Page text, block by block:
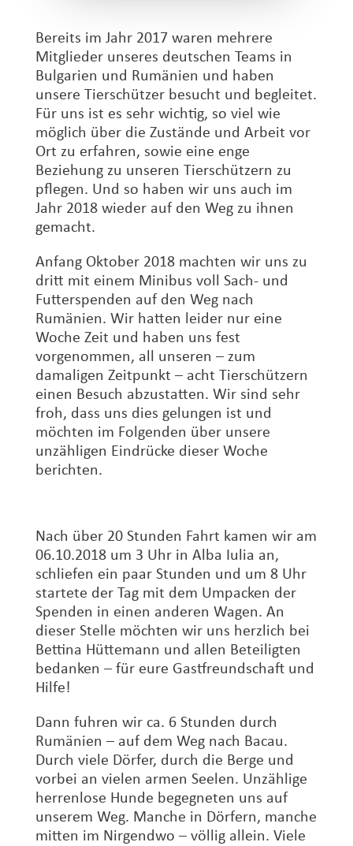
Bereits im Jahr 2017 waren mehrere
Mitglieder unseres deutschen Teams in
Bulgarien und Rumänien und haben
unsere Tierschützer besucht und begleitet.
Für uns ist es sehr wichtig, so viel wie
möglich über die Zustände und Arbeit vor
Ort zu erfahren, sowie eine enge
Beziehung zu unseren Tierschützern zu
pflegen. Und so haben wir uns auch im
Jahr 2018 wieder auf den Weg zu ihnen
gemacht.
Anfang Oktober 2018 machten wir uns zu
dritt mit einem Minibus voll Sach- und
Futterspenden auf den Weg nach
Rumänien. Wir hatten leider nur eine
Woche Zeit und haben uns fest
vorgenommen, all unseren – zum
damaligen Zeitpunkt – acht Tierschützern
einen Besuch abzustatten. Wir sind sehr
froh, dass uns dies gelungen ist und
möchten im Folgenden über unsere
unzähligen Eindrücke dieser Woche
berichten.
Nach über 20 Stunden Fahrt kamen wir am
06.10.2018 um 3 Uhr in Alba Iulia an,
schliefen ein paar Stunden und um 8 Uhr
startete der Tag mit dem Umpacken der
Spenden in einen anderen Wagen. An
dieser Stelle möchten wir uns herzlich bei
Bettina Hüttemann und allen Beteiligten
bedanken – für eure Gastfreundschaft und
Hilfe!
Dann fuhren wir ca. 6 Stunden durch
Rumänien – auf dem Weg nach Bacau.
Durch viele Dörfer, durch die Berge und
vorbei an vielen armen Seelen. Unzählige
herrenlose Hunde begegneten uns auf
unserem Weg. Manche in Dörfern, manche
mitten im Nirgendwo – völlig allein. Viele